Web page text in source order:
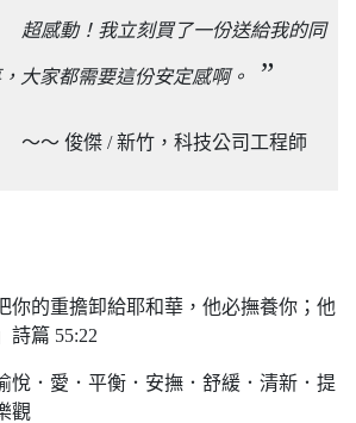
超感動！我立刻買了一份送給我的同
大家都需要這份安定感啊。 ”
～～ 俊傑 / 新竹，科技公司工程師
你的重擔卸給耶和華，他必撫養你；他
詩篇 55:22
悅．愛．平衡．安撫．舒緩．清新．提
觀